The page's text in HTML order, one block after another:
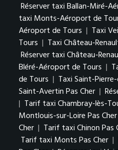
Réserver taxi Ballan-Miré-
taxi Monts-Aéroport de
Aéroport de Tours | Taxi
Tours | Taxi Château-
Réserver taxi Château-
Bléré-Aéroport de Tours |
de Tours | Taxi Saint-
Saint-Avertin Pas Cher |
| Tarif taxi Chambray-lès-
Montlouis-sur-Loire Pas Cher
Cher | Tarif taxi Chinon Pas
Tarif taxi Monts Pas Cher |